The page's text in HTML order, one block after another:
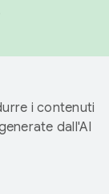
i contenuti
dall'AI